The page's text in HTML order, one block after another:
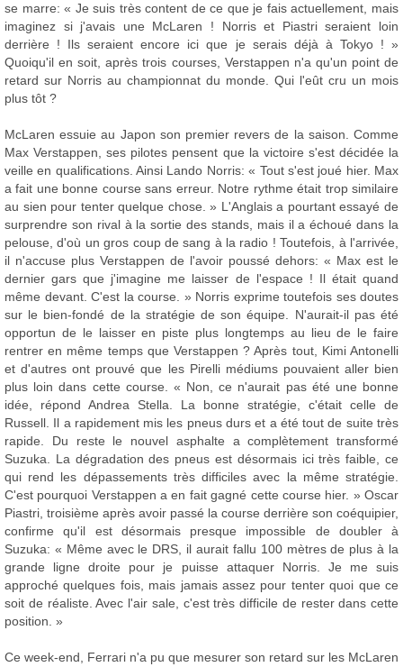
se marre: « Je suis très content de ce que je fais actuellement, mais
imaginez si j'avais une McLaren ! Norris et Piastri seraient loin
derrière ! Ils seraient encore ici que je serais déjà à Tokyo ! »
Quoiqu'il en soit, après trois courses, Verstappen n'a qu'un point de
retard sur Norris au championnat du monde. Qui l'eût cru un mois
plus tôt ?
McLaren essuie au Japon son premier revers de la saison. Comme
Max Verstappen, ses pilotes pensent que la victoire s'est décidée la
veille en qualifications. Ainsi Lando Norris: « Tout s'est joué hier. Max
a fait une bonne course sans erreur. Notre rythme était trop similaire
au sien pour tenter quelque chose. » L'Anglais a pourtant essayé de
surprendre son rival à la sortie des stands, mais il a échoué dans la
pelouse, d'où un gros coup de sang à la radio ! Toutefois, à l'arrivée,
il n'accuse plus Verstappen de l'avoir poussé dehors: « Max est le
dernier gars que j'imagine me laisser de l'espace ! Il était quand
même devant. C'est la course. » Norris exprime toutefois ses doutes
sur le bien-fondé de la stratégie de son équipe. N'aurait-il pas été
opportun de le laisser en piste plus longtemps au lieu de le faire
rentrer en même temps que Verstappen ? Après tout, Kimi Antonelli
et d'autres ont prouvé que les Pirelli médiums pouvaient aller bien
plus loin dans cette course. « Non, ce n'aurait pas été une bonne
idée, répond Andrea Stella. La bonne stratégie, c'était celle de
Russell. Il a rapidement mis les pneus durs et a été tout de suite très
rapide. Du reste le nouvel asphalte a complètement transformé
Suzuka. La dégradation des pneus est désormais ici très faible, ce
qui rend les dépassements très difficiles avec la même stratégie.
C'est pourquoi Verstappen a en fait gagné cette course hier. » Oscar
Piastri, troisième après avoir passé la course derrière son coéquipier,
confirme qu'il est désormais presque impossible de doubler à
Suzuka: « Même avec le DRS, il aurait fallu 100 mètres de plus à la
grande ligne droite pour je puisse attaquer Norris. Je me suis
approché quelques fois, mais jamais assez pour tenter quoi que ce
soit de réaliste. Avec l'air sale, c'est très difficile de rester dans cette
position. »
Ce week-end, Ferrari n'a pu que mesurer son retard sur les McLaren